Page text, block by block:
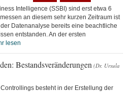
Intelligence (SSBI) sind erst etwa 6
an diesem sehr kurzen Zeitraum ist
Datenanalyse bereits eine beachtliche
entstanden. An der ersten
lesen
Bestandsveränderungen (Dr. Ursula
besteht in der Erstellung der